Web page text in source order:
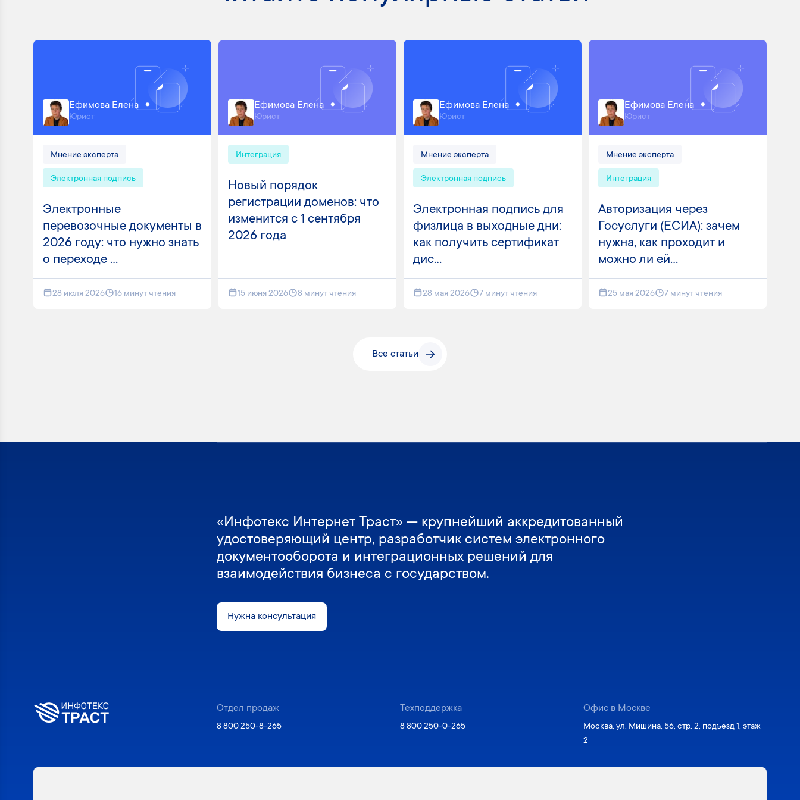
Ефимова Елена
Юрист
Мнение эксперта
Электронная подпись
Электронные
перевозочные документы в
2026 году: что нужно знать
о переходе ...
28 июля 2026 16 минут чтения
Ефимова Елена
Юрист
Интеграция
Новый порядок
регистрации доменов: что
изменится с 1 сентября
2026 года
15 июня 2026 8 минут чтения
Ефимова Елена
Юрист
Мнение эксперта
Электронная подпись
Электронная подпись для
физлица в выходные дни:
как получить сертификат
дис...
28 мая 2026 7 минут чтения
Ефимова Елена
Юрист
Мнение эксперта
Интеграция
Авторизация через
Госуслуги (ЕСИА): зачем
нужна, как проходит и
можно ли ей...
25 мая 2026 7 минут чтения
Все статьи
«Инфотекс Интернет Траст» — крупнейший аккредитованный
удостоверяющий центр, разработчик систем электронного
документооборота и интеграционных решений для
взаимодействия бизнеса с государством.
Нужна консультация
Отдел продаж
8 800 250-8-265
Техподдержка
8 800 250-0-265
Офис в Москве
Москва, ул. Мишина, 56, стр. 2, подъезд 1, этаж
2